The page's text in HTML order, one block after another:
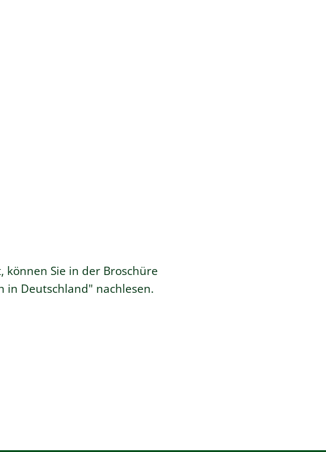
können Sie in der Broschüre
in Deutschland" nachlesen.